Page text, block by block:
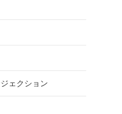
ェクション